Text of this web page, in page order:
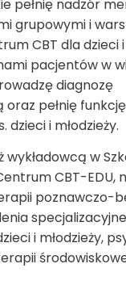
pełnię nadzór
grupowymi i
CBT dla dzieci i
pacjentów w
diagnozę
oraz pełnię
dzieci i młodzieży.
w
CBT-EDU,
poznawczo-
i młodzieży,